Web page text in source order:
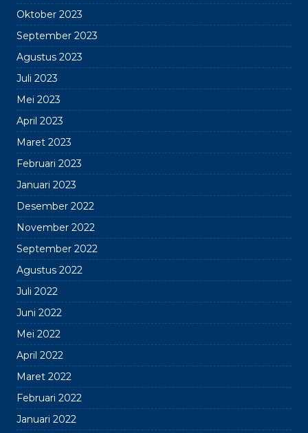
Oktober 2023
September 2023
Agustus 2023
Juli 2023
Mei 2023
April 2023
Maret 2023
Februari 2023
Januari 2023
Desember 2022
November 2022
September 2022
Agustus 2022
Juli 2022
Juni 2022
Mei 2022
April 2022
Maret 2022
Februari 2022
Januari 2022